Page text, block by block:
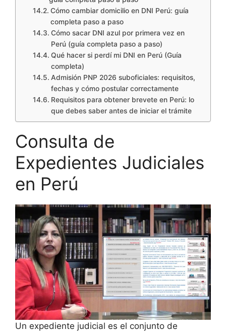
Cómo cambiar domicilio en DNI Perú: guía
completa paso a paso
Cómo sacar DNI azul por primera vez en
Perú (guía completa paso a paso)
Qué hacer si perdí mi DNI en Perú (Guía
completa)
Admisión PNP 2026 suboficiales: requisitos,
fechas y cómo postular correctamente
Requisitos para obtener brevete en Perú: lo
que debes saber antes de iniciar el trámite
Consulta de
Expedientes Judiciales
en Perú
Un expediente judicial es el conjunto de